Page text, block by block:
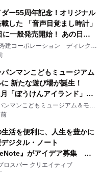
ー55周年記念！オリジナル
した 「音声目覚まし時計」
に一般発売開始！ あの日の
甦る
建コーポレーション ディレクト
リー
ンマンこどもミュージアム
に 新たな遊び場が誕生！
「ぼうけんアイランド」が
ンマンこどもミュージアム＆モー
活を便利に、人生を豊かに
ジタル・ノート
』がアイデア募集 優
に1年間無償試用
ロスパー クリエイティブ